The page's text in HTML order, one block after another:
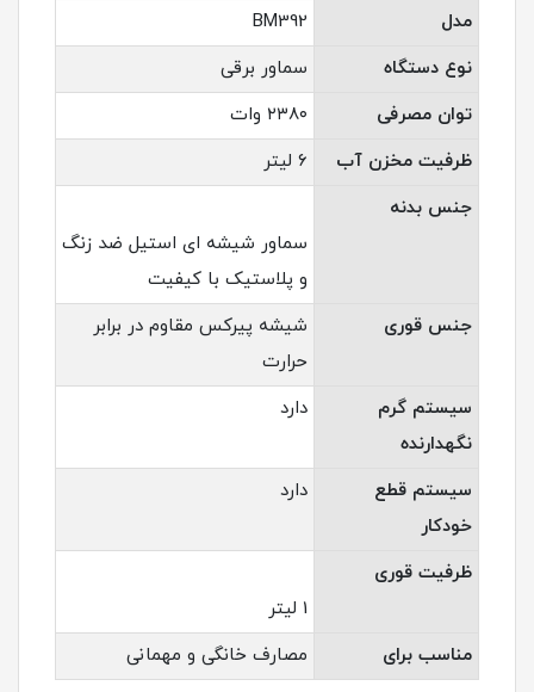
مدل
BM392
نوع دستگاه
سماور برقی
توان مصرفی
۲۳۸۰ وات
ظرفیت مخزن آب
۶ لیتر
جنس بدنه
سماور شیشه ای استیل ضد زنگ
و پلاستیک با کیفیت
جنس قوری
شیشه پیرکس مقاوم در برابر
حرارت
سیستم گرم
نگهدارنده
دارد
سیستم قطع
خودکار
دارد
ظرفیت قوری
1 لیتر
مناسب برای
مصارف خانگی و مهمانی